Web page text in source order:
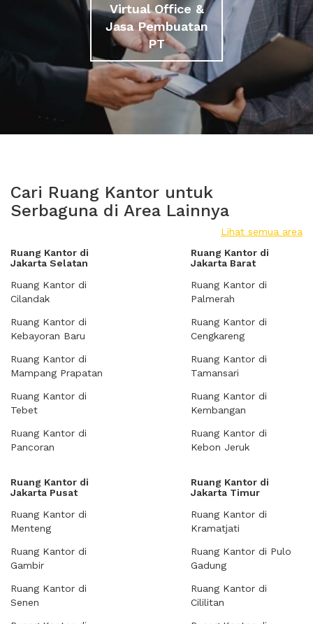
Virtual Office &
Jasa Pembuatan
PT
Cari Ruang Kantor untuk
Serbaguna di Area Lainnya
Lihat semua area
Ruang Kantor di
Jakarta Selatan
Ruang Kantor di
Cilandak
Ruang Kantor di
Kebayoran Baru
Ruang Kantor di
Mampang Prapatan
Ruang Kantor di
Tebet
Ruang Kantor di
Pancoran
Ruang Kantor di
Jakarta Barat
Ruang Kantor di
Palmerah
Ruang Kantor di
Cengkareng
Ruang Kantor di
Tamansari
Ruang Kantor di
Kembangan
Ruang Kantor di
Kebon Jeruk
Ruang Kantor di
Jakarta Pusat
Ruang Kantor di
Menteng
Ruang Kantor di
Gambir
Ruang Kantor di
Senen
Ruang Kantor di
Jakarta Timur
Ruang Kantor di
Kramatjati
Ruang Kantor di Pulo
Gadung
Ruang Kantor di
Cililitan